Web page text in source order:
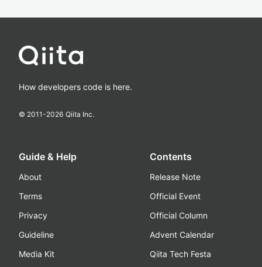
How developers code is here.
© 2011-2026 Qiita Inc.
Guide & Help
About
Terms
Privacy
Guideline
Media Kit
Contents
Release Note
Official Event
Official Column
Advent Calendar
Qiita Tech Festa